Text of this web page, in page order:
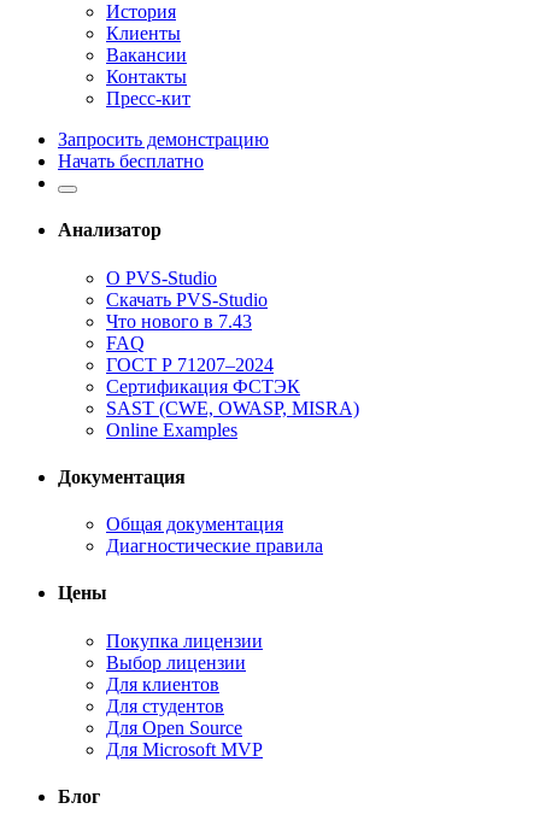
История
Клиенты
Вакансии
Контакты
Пресс-кит
Запросить демонстрацию
Начать бесплатно
Анализатор
О PVS-Studio
Скачать PVS-Studio
Что нового в 7.43
FAQ
ГОСТ Р 71207–2024
Сертификация ФСТЭК
SAST (CWE, OWASP, MISRA)
Online Examples
Документация
Общая документация
Диагностические правила
Цены
Покупка лицензии
Выбор лицензии
Для клиентов
Для студентов
Для Open Source
Для Microsoft MVP
Блог